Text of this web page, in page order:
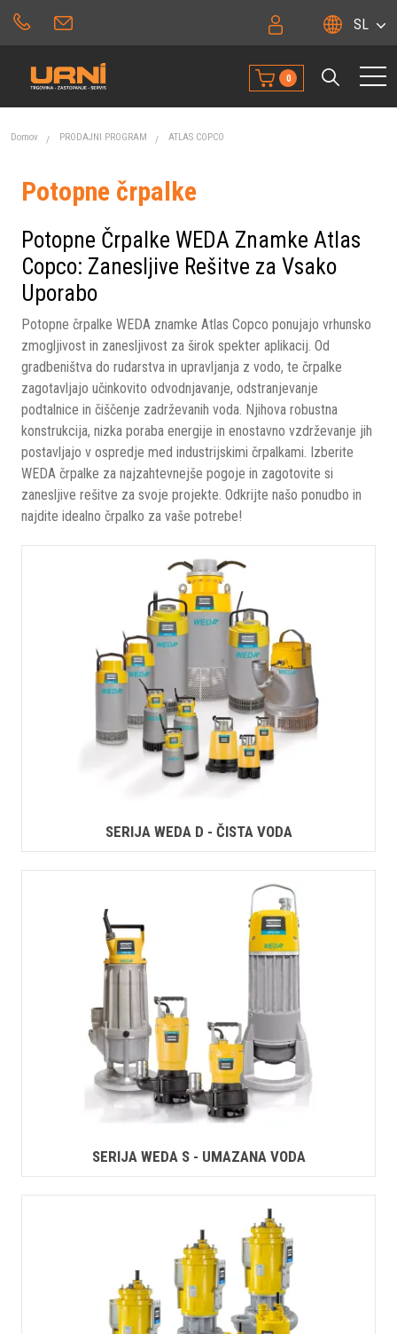
SL
0
Domov PRODAJNI PROGRAM ATLAS COPCO
Potopne črpalke
Potopne Črpalke WEDA Znamke Atlas
Copco: Zanesljive Rešitve za Vsako
Uporabo
Potopne črpalke WEDA znamke Atlas Copco ponujajo vrhunsko
zmogljivost in zanesljivost za širok spekter aplikacij. Od
gradbeništva do rudarstva in upravljanja z vodo, te črpalke
zagotavljajo učinkovito odvodnjavanje, odstranjevanje
podtalnice in čiščenje zadrževanih voda. Njihova robustna
konstrukcija, nizka poraba energije in enostavno vzdrževanje jih
postavljajo v ospredje med industrijskimi črpalkami. Izberite
WEDA črpalke za najzahtevnejše pogoje in zagotovite si
zanesljive rešitve za svoje projekte. Odkrijte našo ponudbo in
najdite idealno črpalko za vaše potrebe!
SERIJA WEDA D - ČISTA VODA
SERIJA WEDA S - UMAZANA VODA